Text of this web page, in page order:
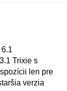
6.1
Trixie s
len pre
verzia